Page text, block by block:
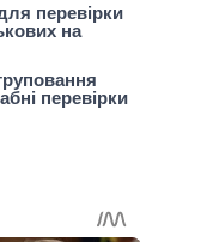
перевірки
на
перевірки